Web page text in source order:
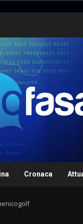
Cronaca